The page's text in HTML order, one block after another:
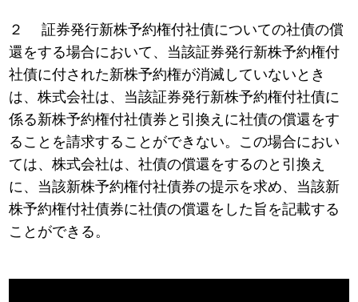
２ 証券発行新株予約権付社債についての社債の償
還をする場合において、当該証券発行新株予約権付
社債に付された新株予約権が消滅していないとき
は、株式会社は、当該証券発行新株予約権付社債に
係る新株予約権付社債券と引換えに社債の償還をす
ることを請求することができない。この場合におい
ては、株式会社は、社債の償還をするのと引換え
に、当該新株予約権付社債券の提示を求め、当該新
株予約権付社債券に社債の償還をした旨を記載する
ことができる。